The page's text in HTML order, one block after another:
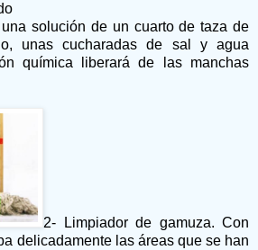
solución de un cuarto de taza de
unas cucharadas de sal y agua
química liberará de las manchas
2- Limpiador de gamuza. Con
delicadamente las áreas que se han